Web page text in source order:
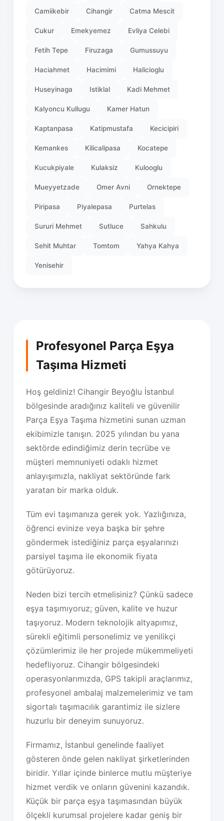
Profesyonel Parça Eşya
Taşıma Hizmeti
Hoş geldiniz! Cihangir Beyoğlu İstanbul
bölgesinde aradığınız kaliteli ve güvenilir
Parça Eşya Taşıma hizmetini sunan uzman
ekibimizle tanışın. 2025 yılından bu yana
sektörde edindiğimiz derin tecrübe ve
müşteri memnuniyeti odaklı hizmet
anlayışımızla, nakliyat sektöründe fark
yaratan bir marka olduk.
Tüm evi taşımanıza gerek yok. Yazlığınıza,
öğrenci evinize veya başka bir şehre
göndermek istediğiniz parça eşyalarınızı
parsiyel taşıma ile ekonomik fiyata
götürüyoruz.
Neden bizi tercih etmelisiniz? Çünkü sadece
eşya taşımıyoruz; güven, kalite ve huzur
taşıyoruz. Modern teknolojik altyapımız,
sürekli eğitimli personelimiz ve yenilikçi
çözümlerimiz ile her projede mükemmeliyeti
hedefliyoruz. Cihangir bölgesindeki
operasyonlarımızda, GPS takipli araçlarımız,
profesyonel ambalaj malzemelerimiz ve tam
sigortalı taşımacılık garantimiz ile sizlere
huzurlu bir deneyim sunuyoruz.
Firmamız, İstanbul genelinde faaliyet
gösteren önde gelen nakliyat şirketlerinden
biridir. Yıllar içinde binlerce mutlu müşteriye
hizmet verdik ve onların güvenini kazandık.
Küçük bir parça eşya taşımasından büyük
ölçekli kurumsal projelere kadar geniş bir
Camiikebir Cihangir Catma Mescit
Cukur Emekyemez Evliya Celebi
Fetih Tepe Firuzaga Gumussuyu
Haciahmet Hacimimi Halicioglu
Huseyinaga Istiklal Kadi Mehmet
Kalyoncu Kullugu Kamer Hatun
Kaptanpasa Katipmustafa Kecicipiri
Kemankes Kilicalipasa Kocatepe
Kucukpiyale Kulaksiz Kulooglu
Mueyyetzade Omer Avni Ornektepe
Piripasa Piyalepasa Purtelas
Sururi Mehmet Sutluce Sahkulu
Sehit Muhtar Tomtom Yahya Kahya
Yenisehir